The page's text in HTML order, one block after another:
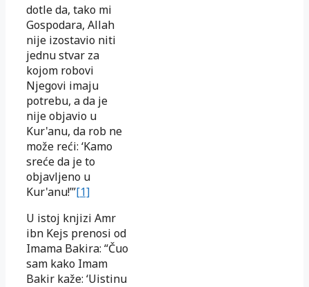
dotle da, tako mi
Gospodara, Allah
nije izostavio niti
jednu stvar za
kojom robovi
Njegovi imaju
potrebu, a da je
nije objavio u
Kur'anu, da rob ne
može reći: ‘Kamo
sreće da je to
objavljeno u
Kur'anu!’”[1]
U istoj knjizi Amr
ibn Kejs prenosi od
Imama Bakira: “Čuo
sam kako Imam
Bakir kaže: ‘Uistinu